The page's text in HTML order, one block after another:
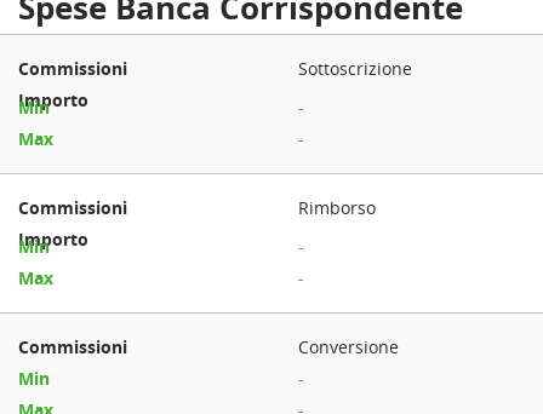
Sottoscrizione
-
-
Rimborso
-
-
Conversione
-